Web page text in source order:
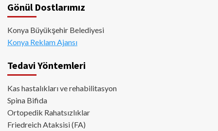
Gönül Dostlarımız
Konya Büyükşehir Belediyesi
Konya Reklam Ajansı
Tedavi Yöntemleri
Kas hastalıkları ve rehabilitasyon
Spina Bifida
Ortopedik Rahatsızlıklar
Friedreich Ataksisi (FA)